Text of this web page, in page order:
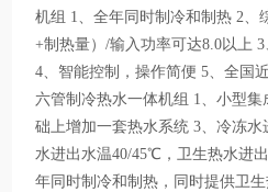
机组 1、全年同时制冷和制热 2、
+制热量）/输入功率可达8.0以上
4、智能控制，操作简便 5、全国
六管制冷热水一体机组 1、小型
础上增加一套热水系统 3、冷冻
水进出水温40/45℃，卫生热水进
年同时制冷和制热，同时提供卫